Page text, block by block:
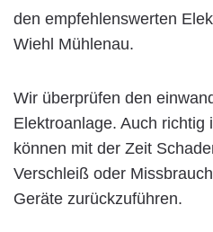
den empfehlenswerten
Wiehl Mühlenau.
Wir überprüfen den
Elektroanlage. Auch richtig
können mit der Zeit
Verschleiß oder
Geräte zurückzuführen.